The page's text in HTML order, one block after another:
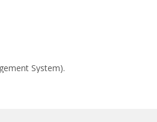
System).